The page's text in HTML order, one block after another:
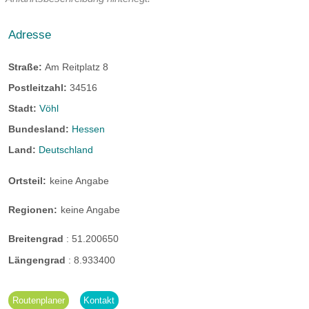
Adresse
Straße: Am Reitplatz 8
Postleitzahl: 34516
Stadt: Vöhl
Bundesland: Hessen
Land: Deutschland
Ortsteil: keine Angabe
Regionen: keine Angabe
Breitengrad : 51.200650
Längengrad : 8.933400
Routenplaner Kontakt